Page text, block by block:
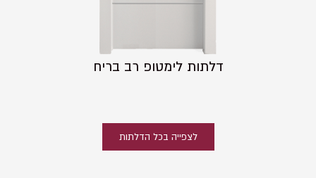
דלתות לימטופ רב בריח
לצפייה בכל הדלתות